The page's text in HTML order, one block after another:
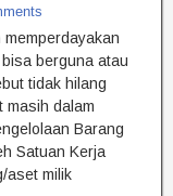
berguna atau
tidak hilang
masih dalam
Barang
Satuan Kerja
aset milik